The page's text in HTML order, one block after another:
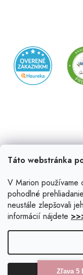
Táto webstránka
V Marion používame
pohodlné
neustále zlepšovali
informácií nájdete
Vytvoril
Copyright 2026
Zľava 5